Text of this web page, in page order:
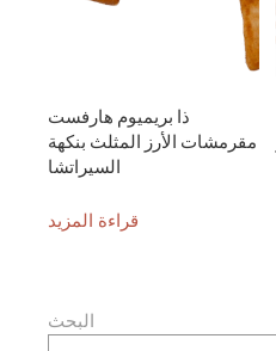
ذا بريميوم هارفست
مقرمشات الأرز المثلث بنكهة
السيراتشا
قراءة المزيد
البحث